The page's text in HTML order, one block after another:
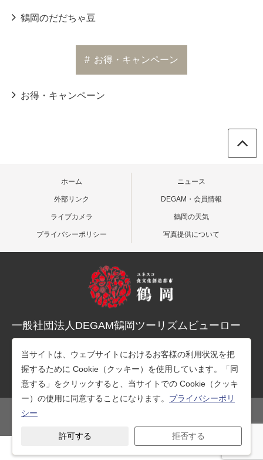
鶴岡のだだちゃ豆
# お得・キャンペーン
お得・キャンペーン
ホーム ニュース
外部リンク DEGAM・会員情報
ライブカメラ 鶴岡の天気
プライバシーポリシー 写真提供について
一般社団法人DEGAM鶴岡ツーリズムビューロー
TEL：0235-25-7678（観光案内）
TEL：0235-26-1218（事務所）
当サイトは、ウェブサイトにおけるお客様の利用状況を把
握するために Cookie（クッキー）を使用しています。「同
意する」をクリックすると、当サイトでの Cookie（クッキ
ー）の使用に同意することになります。 プライバシーポリ
シー
許可する 拒否する